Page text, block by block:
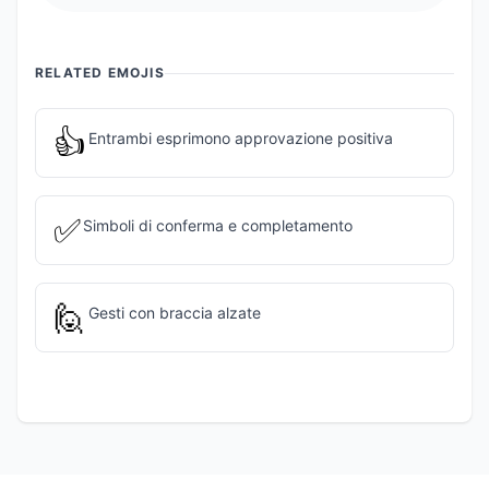
RELATED EMOJIS
👍 Entrambi esprimono approvazione positiva
✅Simboli di conferma e completamento
🙋 Gesti con braccia alzate